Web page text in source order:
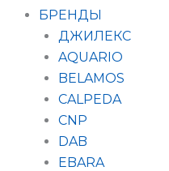
БРЕНДЫ
ДЖИЛЕКС
AQUARIO
BELAMOS
CALPEDA
CNP
DAB
EBARA